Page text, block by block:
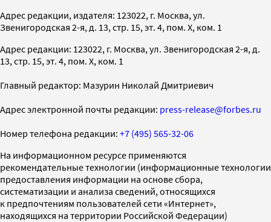
Адрес редакции, издателя: 123022, г. Москва, ул.
Звенигородская 2-я, д. 13, стр. 15, эт. 4, пом. X, ком. 1
Адрес редакции: 123022, г. Москва, ул. Звенигородская 2-я, д.
13, стр. 15, эт. 4, пом. X, ком. 1
Главный редактор: Мазурин Николай Дмитриевич
Адрес электронной почты редакции: press-release@forbes.ru
Номер телефона редакции: +7 (495) 565-32-06
На информационном ресурсе применяются
рекомендательные технологии (информационные технологии
предоставления информации на основе сбора,
систематизации и анализа сведений, относящихся
к предпочтениям пользователей сети «Интернет»,
находящихся на территории Российской Федерации)